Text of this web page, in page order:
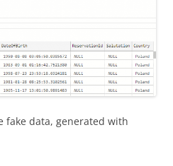
fake data, generated with